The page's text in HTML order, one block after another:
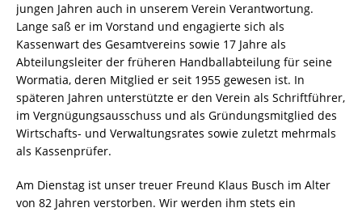
jungen Jahren auch in unserem Verein Verantwortung.
Lange saß er im Vorstand und engagierte sich als
Kassenwart des Gesamtvereins sowie 17 Jahre als
Abteilungsleiter der früheren Handballabteilung für seine
Wormatia, deren Mitglied er seit 1955 gewesen ist. In
späteren Jahren unterstützte er den Verein als Schriftführer,
im Vergnügungsausschuss und als Gründungsmitglied des
Wirtschafts- und Verwaltungsrates sowie zuletzt mehrmals
als Kassenprüfer.
Am Dienstag ist unser treuer Freund Klaus Busch im Alter
von 82 Jahren verstorben. Wir werden ihm stets ein